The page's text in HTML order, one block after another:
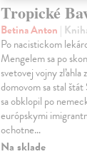
Tropické
Betina Anton |
Po nacistickom
Mengelem sa po
svetovej vojny zľahla
domovom sa stal
sa obklopil po
európskymi
ochotne…
Na sklade